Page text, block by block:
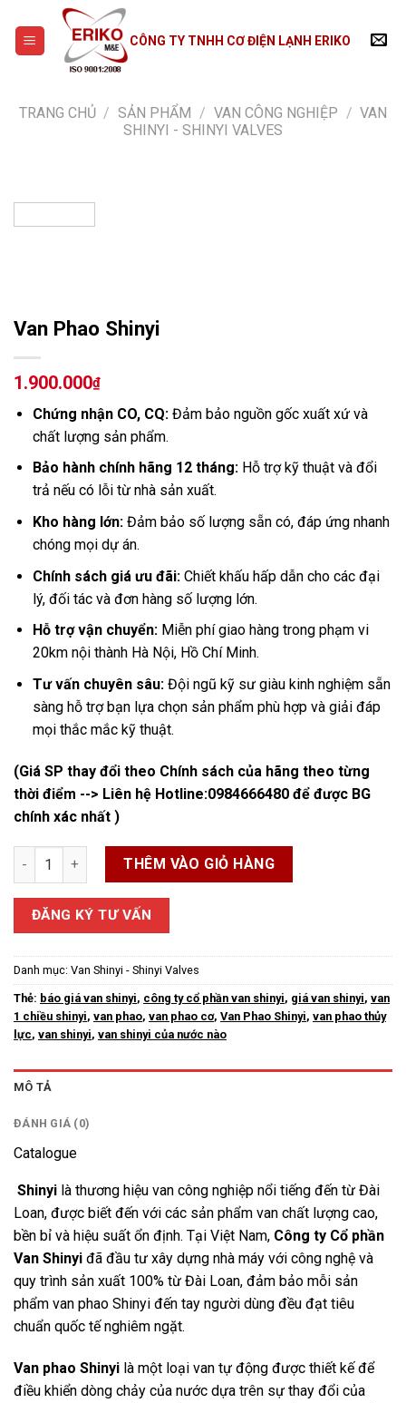
content
CÔNG TY TNHH CƠ ĐIỆN LẠNH ERIKO
TRANG CHỦ / SẢN PHẨM / VAN CÔNG NGHIỆP / VAN
SHINYI - SHINYI VALVES
Van Phao Shinyi
1.900.000₫
Chứng nhận CO, CQ:Đảm bảo nguồn gốc xuất xứ và
chất lượng sản phẩm.
Bảo hành chính hãng 12 tháng:Hỗ trợ kỹ thuật và đổi
trả nếu có lỗi từ nhà sản xuất.
Kho hàng lớn:Đảm bảo số lượng sẵn có, đáp ứng nhanh
chóng mọi dự án.
Chính sách giá ưu đãi:Chiết khấu hấp dẫn cho các đại
lý, đối tác và đơn hàng số lượng lớn.
Hỗ trợ vận chuyển:Miễn phí giao hàng trong phạm vi
20km nội thành Hà Nội, Hồ Chí Minh.
Tư vấn chuyên sâu:Đội ngũ kỹ sư giàu kinh nghiệm sẵn
sàng hỗ trợ bạn lựa chọn sản phẩm phù hợp và giải đáp
mọi thắc mắc kỹ thuật.
(Giá SP thay đổi theo Chính sách của hãng theo từng
thời điểm --> Liên hệ Hotline:0984666480 để được BG
chính xác nhất )
Van Phao Shinyi số lượngTHÊM VÀO GIỎ HÀNG
ĐĂNG KÝ TƯ VẤN
Danh mục: Van Shinyi - Shinyi Valves
Thẻ: báo giá van shinyi, công ty cổ phần van shinyi, giá van shinyi, van
1 chiều shinyi, van phao, van phao cơ, Van Phao Shinyi, van phao thủy
lực, van shinyi, van shinyi của nước nào
MÔ TẢ
ĐÁNH GIÁ (0)
Catalogue
Shinyi là thương hiệu van công nghiệp nổi tiếng đến từ Đài
Loan, được biết đến với các sản phẩm van chất lượng cao,
bền bỉ và hiệu suất ổn định. Tại Việt Nam, Công ty Cổ phần
Van Shinyi đã đầu tư xây dựng nhà máy với công nghệ và
quy trình sản xuất 100% từ Đài Loan, đảm bảo mỗi sản
phẩm van phao Shinyi đến tay người dùng đều đạt tiêu
chuẩn quốc tế nghiêm ngặt.
Van phao Shinyi là một loại van tự động được thiết kế để
điều khiển dòng chảy của nước dựa trên sự thay đổi của